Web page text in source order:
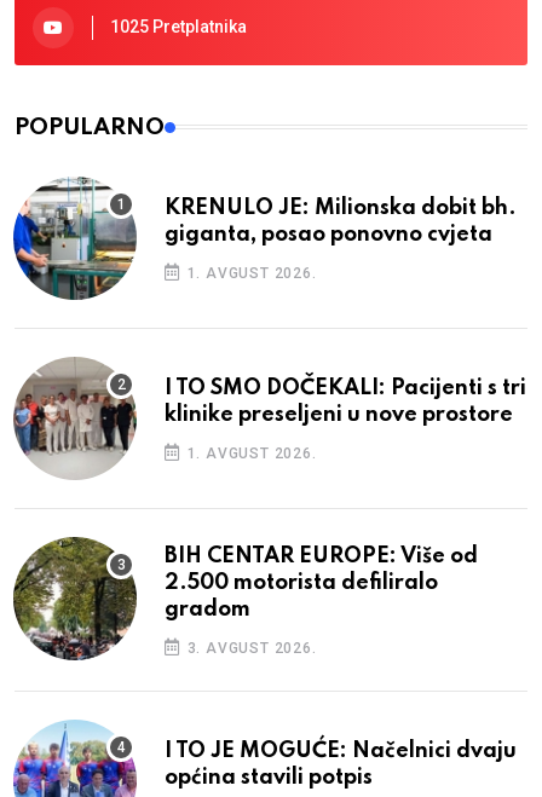
1025 Pretplatnika
POPULARNO
KRENULO JE: Milionska dobit bh.
giganta, posao ponovno cvjeta
1. AVGUST 2026.
I TO SMO DOČEKALI: Pacijenti s tri
klinike preseljeni u nove prostore
1. AVGUST 2026.
BIH CENTAR EUROPE: Više od
2.500 motorista defiliralo
gradom
3. AVGUST 2026.
I TO JE MOGUĆE: Načelnici dvaju
općina stavili potpis